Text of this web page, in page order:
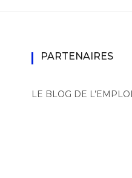
PARTENAIRES
LE BLOG DE L’EMPLOI